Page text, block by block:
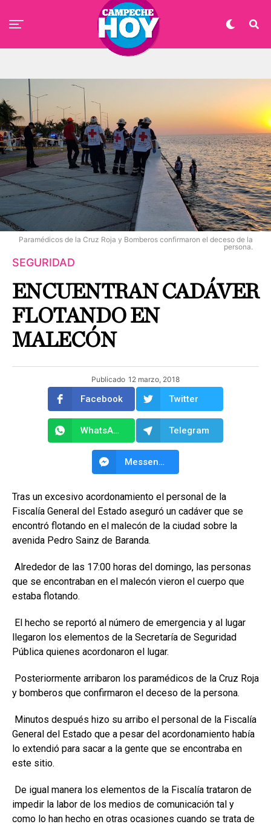
Paramédicos de la Cruz Roja y Bomberos confirmaron el deceso de la
persona.
SEGURIDAD
ENCUENTRAN CADÁVER
FLOTANDO EN
MALECÓN
Publicado 12 marzo, 2018
Facebook Twitter
WhatsApp Telegram
Messenger
Tras un excesivo acordonamiento el personal de la
Fiscalía General del Estado aseguró un cadáver que se
encontró flotando en el malecón de la ciudad sobre la
avenida Pedro Sainz de Baranda.
Alrededor de las 17:00 horas del domingo, las personas
que se encontraban en el malecón vieron el cuerpo que
estaba flotando.
El hecho se reportó al número de emergencia y al lugar
llegaron los elementos de la Secretaría de Seguridad
Pública quienes acordonaron el lugar.
Posteriormente arribaron los paramédicos de la Cruz Roja
y bomberos que confirmaron el deceso de la persona.
Minutos después hizo su arribo el personal de la Fiscalía
General del Estado que a pesar del acordonamiento había
lo extendió para sacar a la gente que se encontraba en
este sitio.
De igual manera los elementos de la Fiscalía trataron de
impedir la labor de los medios de comunicación tal y
como lo han hecho en otras ocasiones cuando se trata de